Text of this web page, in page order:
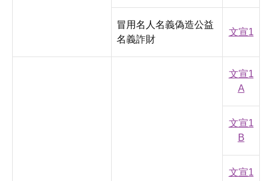
冒用名人名義偽造公益
名義詐財
文宣1
文宣1
A
文宣1
B
文宣1